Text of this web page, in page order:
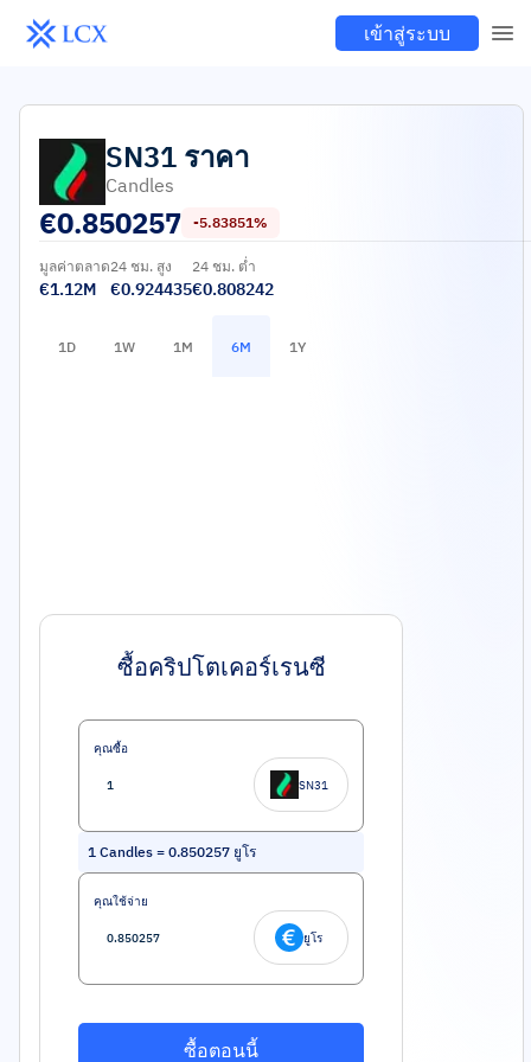
เข้าสู่ระบบ
SN31 ราคา
Candles
€0.850257 -5.83851%
มูลค่าตลาด
€1.12M
24 ชม. สูง
€0.924435
24 ชม. ต่ำ
€0.808242
1D 1W 1M 6M 1Y
ซื้อคริปโตเคอร์เรนซี
คุณซื้อ
SN31
1 Candles = 0.850257 ยูโร
คุณใช้จ่าย
ยูโร
ซื้อตอนนี้